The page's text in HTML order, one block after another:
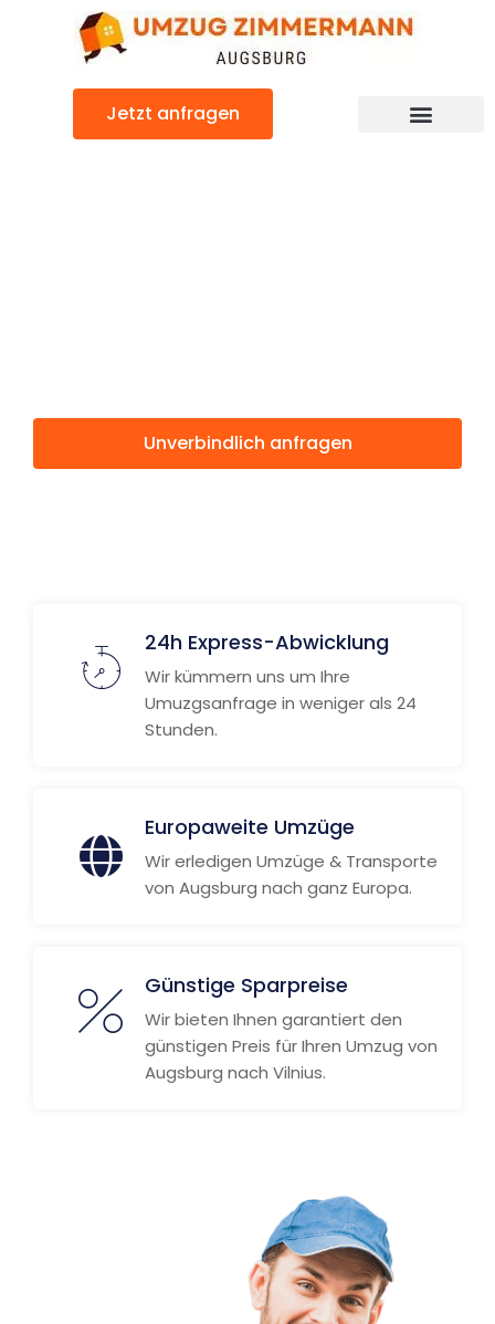
Jetzt anfragen
Unverbindlich anfragen
24h Express-Abwicklung
Wir kümmern uns um Ihre
Umuzgsanfrage in weniger als 24
Stunden.
Europaweite Umzüge
Wir erledigen Umzüge & Transporte
von Augsburg nach ganz Europa.
Günstige Sparpreise
Wir bieten Ihnen garantiert den
günstigen Preis für Ihren Umzug von
Augsburg nach Vilnius.